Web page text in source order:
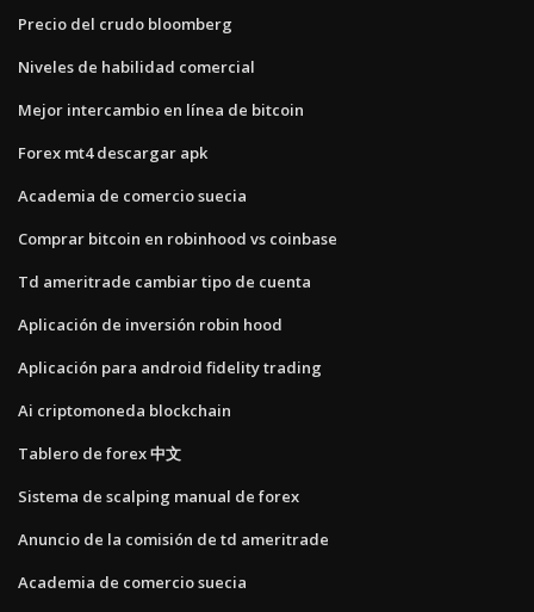
Precio del crudo bloomberg
Niveles de habilidad comercial
Mejor intercambio en línea de bitcoin
Forex mt4 descargar apk
Academia de comercio suecia
Comprar bitcoin en robinhood vs coinbase
Td ameritrade cambiar tipo de cuenta
Aplicación de inversión robin hood
Aplicación para android fidelity trading
Ai criptomoneda blockchain
Tablero de forex 中文
Sistema de scalping manual de forex
Anuncio de la comisión de td ameritrade
Academia de comercio suecia